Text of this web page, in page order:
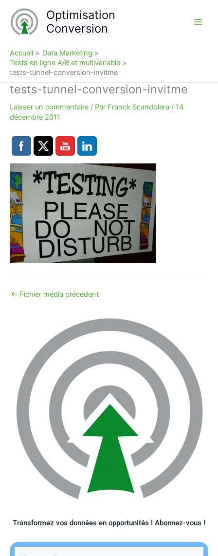
contenu
Optimisation
Conversion
Accueil
Data Marketing
Tests en ligne A/B et multivariable
tests-tunnel-conversion-invitme
tests-tunnel-conversion-invitme
Laisser un commentaire / Par Franck Scandolera / 14
décembre 2011
← Fichier média précédent
Transformez vos données en opportunités ! Abonnez-vous !​